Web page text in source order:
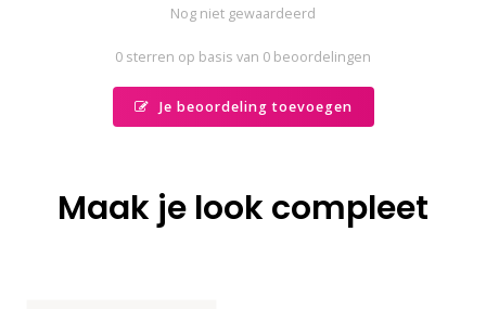
Nog niet gewaardeerd
0 sterren op basis van 0 beoordelingen
Je beoordeling toevoegen
Maak je look compleet